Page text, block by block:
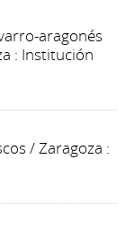
aragonés
: Institución
/ Zaragoza :